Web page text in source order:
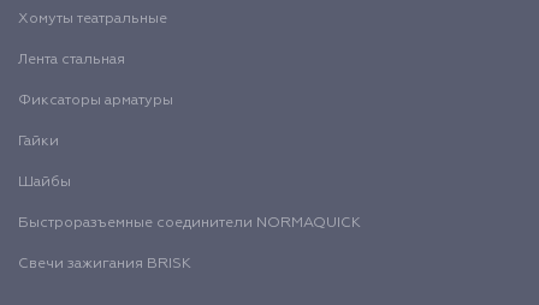
Хомуты театральные
Лента стальная
Фиксаторы арматуры
Гайки
Шайбы
Быстроразъемные соединители NORMAQUICK
Свечи зажигания BRISK